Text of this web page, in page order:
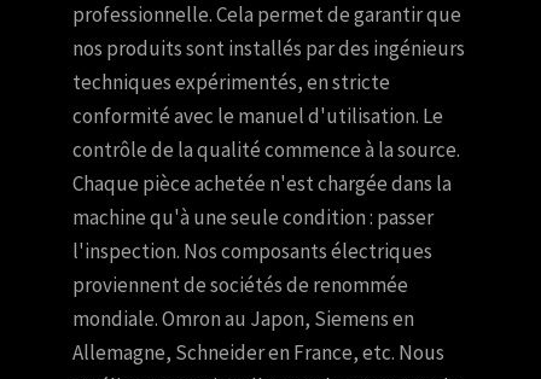
professionnelle. Cela permet de garantir que
nos produits sont installés par des ingénieurs
techniques expérimentés, en stricte
conformité avec le manuel d'utilisation. Le
contrôle de la qualité commence à la source.
Chaque pièce achetée n'est chargée dans la
machine qu'à une seule condition : passer
l'inspection. Nos composants électriques
proviennent de sociétés de renommée
mondiale. Omron au Japon, Siemens en
Allemagne, Schneider en France, etc. Nous